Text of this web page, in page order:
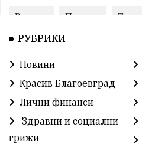
Ремонт Пожари
Илияна Йотова
Бойко Борисов Методи
Прокуратура
Избори Икономика
РУБРИКИ
Новини
Красив Благоевград
Лични финанси
Здравни и социални
грижи